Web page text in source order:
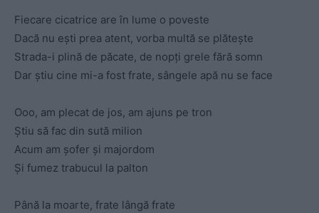
Fiecare cicatrice are în lume o poveste
Dacă nu ești prea atent, vorba multă se plătește
Strada-i plină de păcate, de nopți grele fără somn
Dar știu cine mi-a fost frate, sângele apă nu se face
Ooo, am plecat de jos, am ajuns pe tron
Știu să fac din sută milion
Acum am șofer și majordom
Și fumez trabucul la palton
Până la moarte, frate lângă frate